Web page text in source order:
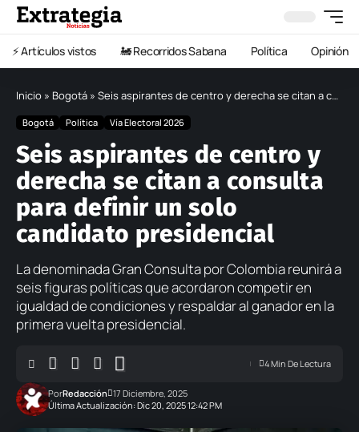
⚡️ Artículos vistos 🚂 Recorridos Sabana Política Opinión
Inicio » Bogotá » Seis aspirantes de centro y derecha se citan a consulta para definir un solo candidato presidencial
Bogotá Política Vía Electoral 2026
Seis aspirantes de centro y
derecha se citan a consulta
para definir un solo
candidato presidencial
La denominada Gran Consulta por Colombia reunirá a
seis figuras políticas que acordaron competir en
igualdad de condiciones y respaldar al ganador en la
primera vuelta presidencial.
Última Actualización: Dic 20, 2025 12:42 PM
PorRedacción 17 Diciembre, 2025
4 Min De Lectura